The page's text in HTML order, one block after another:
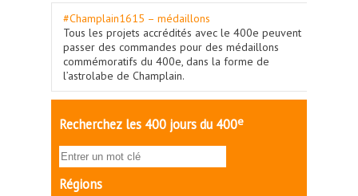
#Champlain1615 – médaillons
Tous les projets accrédités avec le 400e peuvent
passer des commandes pour des médaillons
commémoratifs du 400e, dans la forme de
l’astrolabe de Champlain.
Recherchez les 400 jours du 400e
Régions